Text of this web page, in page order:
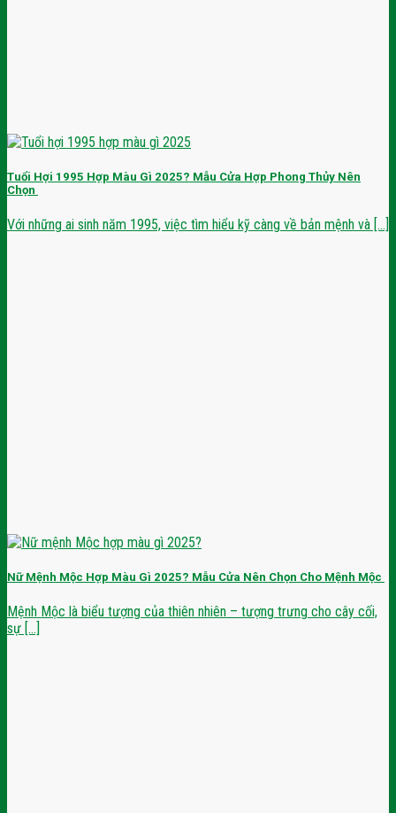
Tuổi Hợi 1995 Hợp Màu Gì 2025? Mẫu Cửa Hợp Phong Thủy Nên
Chọn
Với những ai sinh năm 1995, việc tìm hiểu kỹ càng về bản mệnh và [...]
Nữ Mệnh Mộc Hợp Màu Gì 2025? Mẫu Cửa Nên Chọn Cho Mệnh Mộc
Mệnh Mộc là biểu tượng của thiên nhiên – tượng trưng cho cây cối,
sự [...]